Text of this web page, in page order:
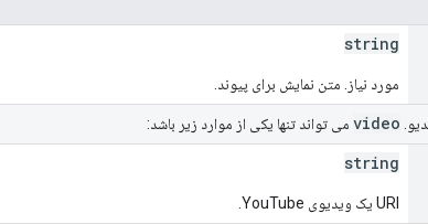
string
مورد نیاز. متن نمایش برای پیوند.
video می تواند تنها یکی از موارد زیر باشد:
string
URI یک ویدیوی YouTube.